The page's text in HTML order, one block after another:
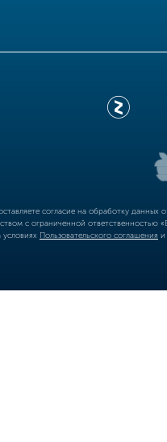
согласие на обработку
с ограниченной
Пользовательского соглашения и